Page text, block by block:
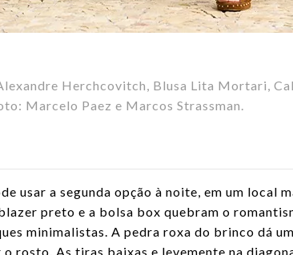
Herchcovitch, Blusa Lita Mortari,
Marcelo Paez e Marcos Strassman.
usar a segunda opção à noite, em um local
preto e a bolsa box quebram o
minimalistas. A pedra roxa do brinco dá
o rosto. As tiras baixas e levemente na